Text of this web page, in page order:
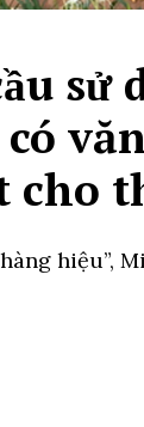
sử
cho
hiệu”,